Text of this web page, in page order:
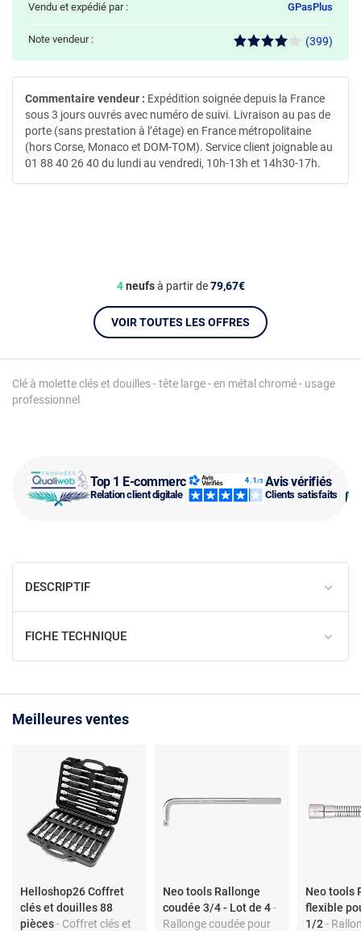
Top 1 E-commerce
Relation client digitale
Avis vérifiés
Clients satisfaits
Clé à molette clés et douilles - tête large - en métal chromé - usage
professionnel
Vendu et expédié par : GPasPlus
Note vendeur : (399)
4neufsà partir de79,67€
VOIR TOUTES LES OFFRES
Commentaire vendeur : Expédition soignée depuis la France
sous 3 jours ouvrés avec numéro de suivi. Livraison au pas de
porte (sans prestation à l’étage) en France métropolitaine
(hors Corse, Monaco et DOM-TOM). Service client joignable au
01 88 40 26 40 du lundi au vendredi, 10h-13h et 14h30-17h.
DESCRIPTIF
FICHE TECHNIQUE
Meilleures ventes
Helloshop26 Coffret
clés et douilles 88
pièces- Coffret clés et
Neo tools Rallonge
coudée 3/4 - Lot de 4-
Rallonge coudée pour
Neo tools
flexible
1/2-